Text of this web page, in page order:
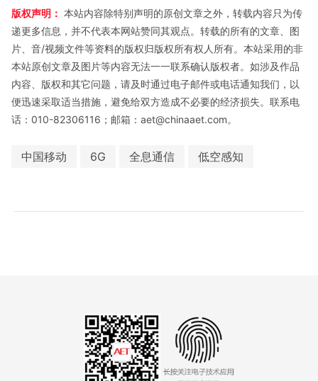
版权声明： 本站内容除特别声明的原创文章之外，转载内容只为传
递更多信息，并不代表本网站赞同其观点。转载的所有的文章、图
片、音/视频文件等资料的版权归版权所有权人所有。本站采用的非
本站原创文章及图片等内容无法一一联系确认版权者。如涉及作品
内容、版权和其它问题，请及时通过电子邮件或电话通知我们，以
便迅速采取适当措施，避免给双方造成不必要的经济损失。联系电
话：010-82306116；邮箱：aet@chinaaet.com。
中国移动 6G 全息通信 低空感知